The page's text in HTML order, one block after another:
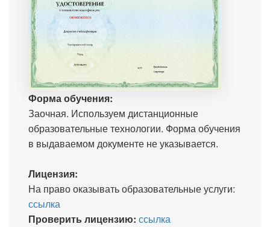
Форма обучения:
Заочная. Используем дистанционные
образовательные технологии. Форма обучения
в выдаваемом документе не указывается.
Лицензия:
На право оказывать образовательные услуги:
ссылка
Проверить лицензию: ссылка